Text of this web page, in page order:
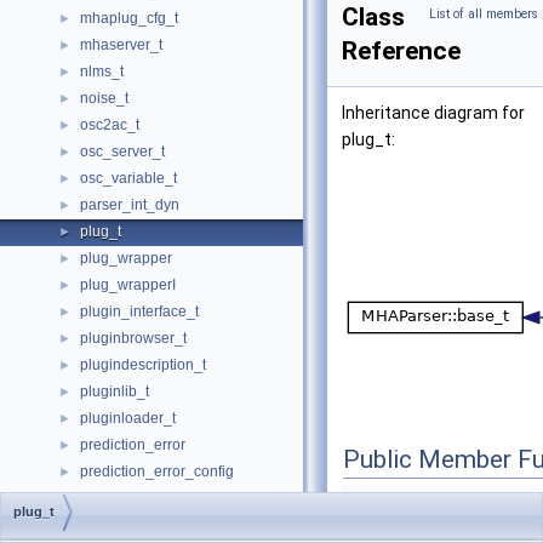
► mhaplug_cfg_t
► mhaserver_t
► nlms_t
► noise_t
► osc2ac_t
► osc_server_t
► osc_variable_t
► parser_int_dyn
► plug_t
► plug_wrapper
► plug_wrapperI
► plugin_interface_t
► pluginbrowser_t
► plugindescription_t
► pluginlib_t
► pluginloader_t
► prediction_error
► prediction_error_config
► proc_counter_t
►
List of all members
Class
Reference
Inheritance diagram for
plug_t:
Public Member
plug_t